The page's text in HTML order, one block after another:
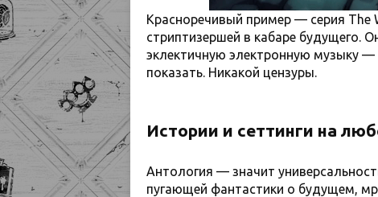
Красноречивый пример — серия The
стриптизершей в кабаре будущего.
эклектичную электронную музыку
показать. Никакой цензуры.
Истории и сеттинги на
Антология — значит
пугающей фантастики о будущем,